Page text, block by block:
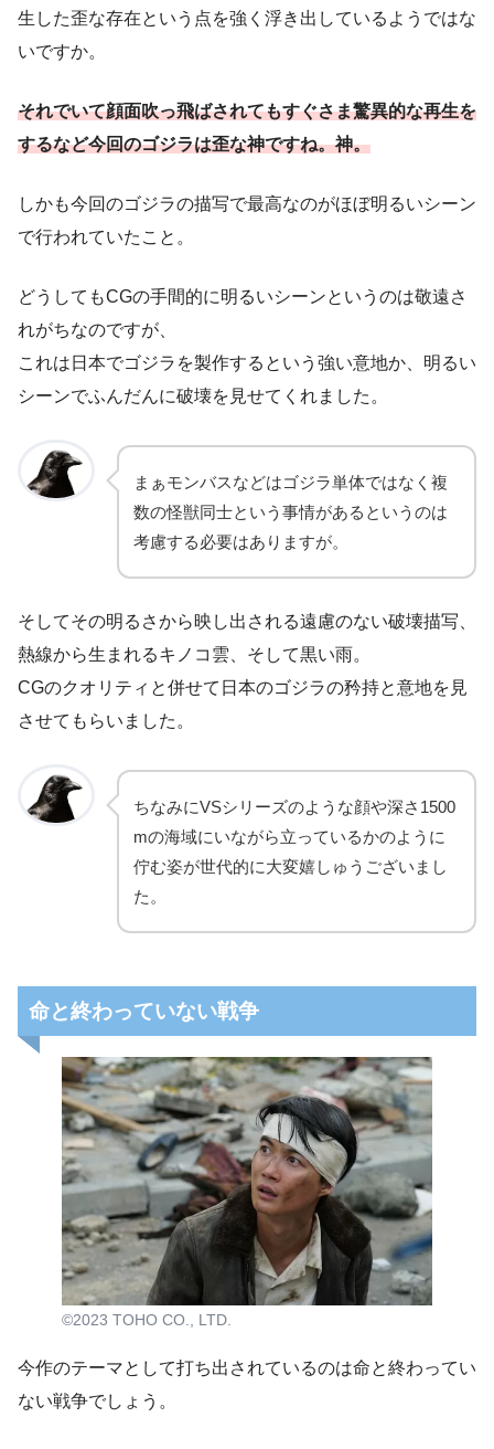
生した歪な存在という点を強く浮き出しているようではな
いですか。
それでいて顔面吹っ飛ばされてもすぐさま驚異的な再生を
するなど今回のゴジラは歪な神ですね。神。
しかも今回のゴジラの描写で最高なのがほぼ明るいシーン
で行われていたこと。
どうしてもCGの手間的に明るいシーンというのは敬遠さ
れがちなのですが、
これは日本でゴジラを製作するという強い意地か、明るい
シーンでふんだんに破壊を見せてくれました。
まぁモンバスなどはゴジラ単体ではなく複
数の怪獣同士という事情があるというのは
考慮する必要はありますが。
そしてその明るさから映し出される遠慮のない破壊描写、
熱線から生まれるキノコ雲、そして黒い雨。
CGのクオリティと併せて日本のゴジラの矜持と意地を見
させてもらいました。
ちなみにVSシリーズのような顔や深さ1500
mの海域にいながら立っているかのように
佇む姿が世代的に大変嬉しゅうございまし
た。
命と終わっていない戦争
©2023 TOHO CO., LTD.
今作のテーマとして打ち出されているのは命と終わってい
ない戦争でしょう。